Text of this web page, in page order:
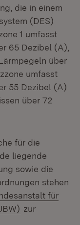
die in einem
(DES)
1 umfasst
65 Dezibel (A),
über
umfasst
55 Dezibel (A)
über 72
für die
liegende
sowie die
stehen
für
(Öffnet in
zur